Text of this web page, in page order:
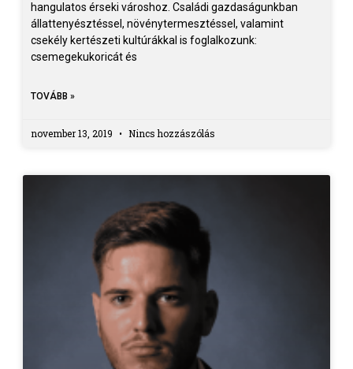
hangulatos érseki városhoz. Családi gazdaságunkban
állattenyésztéssel, növénytermesztéssel, valamint
csekély kertészeti kultúrákkal is foglalkozunk:
csemegekukoricát és
TOVÁBB »
november 13, 2019 Nincs hozzászólás